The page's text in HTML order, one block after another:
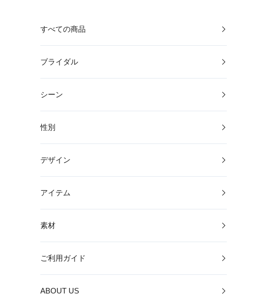
すべての商品
ブライダル
シーン
性別
デザイン
アイテム
素材
ご利用ガイド
ABOUT US